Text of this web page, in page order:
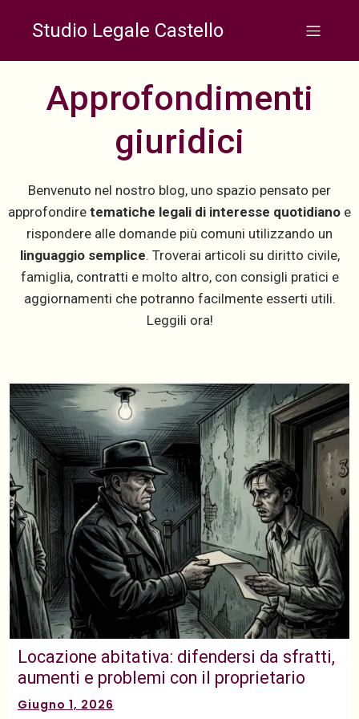
Studio Legale Castello
Approfondimenti
giuridici
Benvenuto nel nostro blog, uno spazio pensato per
approfondire tematiche legali di interesse quotidiano e
rispondere alle domande più comuni utilizzando un
linguaggio semplice. Troverai articoli su diritto civile,
famiglia, contratti e molto altro, con consigli pratici e
aggiornamenti che potranno facilmente esserti utili.
Leggili ora!
Locazione abitativa: difendersi da sfratti,
aumenti e problemi con il proprietario
Giugno 1, 2026